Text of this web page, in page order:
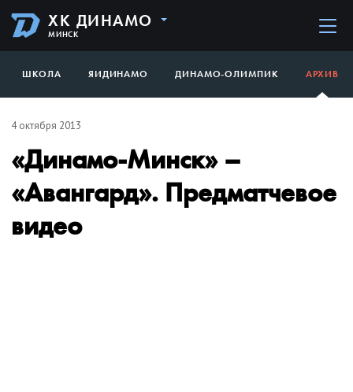
ХК ДИНАМО
МИНСК
ШКОЛА ЯИДИНАМО ДИНАМО-ОЛИМПИК АРХИВ
4 октября 2013
«Динамо-Минск» –
«Авангард». Предматчевое
видео